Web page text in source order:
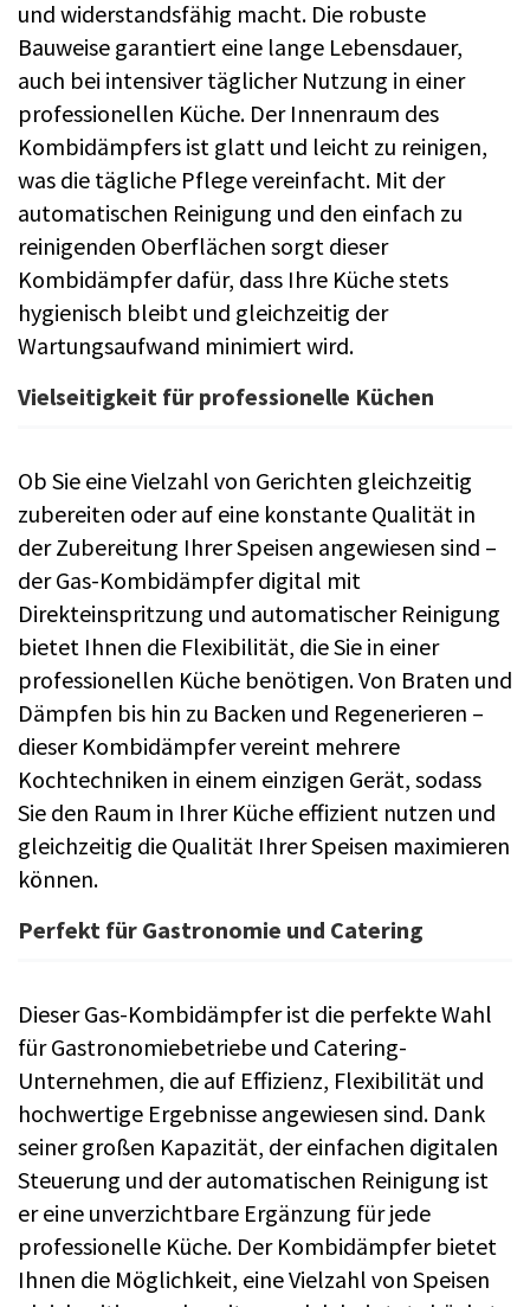
und widerstandsfähig macht. Die robuste
Bauweise garantiert eine lange Lebensdauer,
auch bei intensiver täglicher Nutzung in einer
professionellen Küche. Der Innenraum des
Kombidämpfers ist glatt und leicht zu reinigen,
was die tägliche Pflege vereinfacht. Mit der
automatischen Reinigung und den einfach zu
reinigenden Oberflächen sorgt dieser
Kombidämpfer dafür, dass Ihre Küche stets
hygienisch bleibt und gleichzeitig der
Wartungsaufwand minimiert wird.
Vielseitigkeit für professionelle Küchen
Ob Sie eine Vielzahl von Gerichten gleichzeitig
zubereiten oder auf eine konstante Qualität in
der Zubereitung Ihrer Speisen angewiesen sind –
der Gas-Kombidämpfer digital mit
Direkteinspritzung und automatischer Reinigung
bietet Ihnen die Flexibilität, die Sie in einer
professionellen Küche benötigen. Von Braten und
Dämpfen bis hin zu Backen und Regenerieren –
dieser Kombidämpfer vereint mehrere
Kochtechniken in einem einzigen Gerät, sodass
Sie den Raum in Ihrer Küche effizient nutzen und
gleichzeitig die Qualität Ihrer Speisen maximieren
können.
Perfekt für Gastronomie und Catering
Dieser Gas-Kombidämpfer ist die perfekte Wahl
für Gastronomiebetriebe und Catering-
Unternehmen, die auf Effizienz, Flexibilität und
hochwertige Ergebnisse angewiesen sind. Dank
seiner großen Kapazität, der einfachen digitalen
Steuerung und der automatischen Reinigung ist
er eine unverzichtbare Ergänzung für jede
professionelle Küche. Der Kombidämpfer bietet
Ihnen die Möglichkeit, eine Vielzahl von Speisen